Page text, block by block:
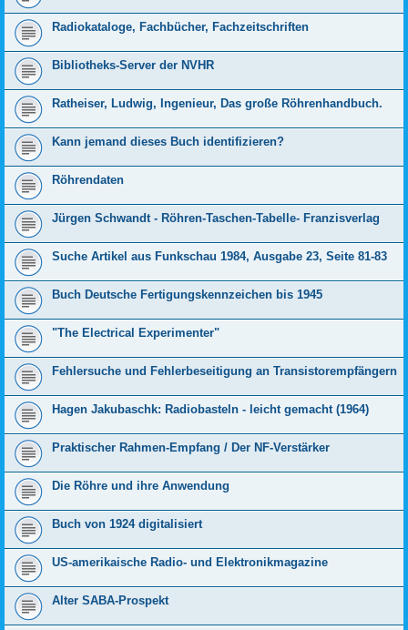
Radiokataloge, Fachbücher, Fachzeitschriften
Bibliotheks-Server der NVHR
Ratheiser, Ludwig, Ingenieur, Das große Röhrenhandbuch.
Kann jemand dieses Buch identifizieren?
Röhrendaten
Jürgen Schwandt - Röhren-Taschen-Tabelle- Franzisverlag
Suche Artikel aus Funkschau 1984, Ausgabe 23, Seite 81-83
Buch Deutsche Fertigungskennzeichen bis 1945
"The Electrical Experimenter"
Fehlersuche und Fehlerbeseitigung an Transistorempfängern
Hagen Jakubaschk: Radiobasteln - leicht gemacht (1964)
Praktischer Rahmen-Empfang / Der NF-Verstärker
Die Röhre und ihre Anwendung
Buch von 1924 digitalisiert
US-amerikaische Radio- und Elektronikmagazine
Alter SABA-Prospekt